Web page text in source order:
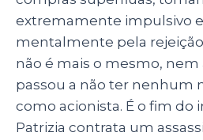
extremamente impulsivo
mentalmente pela rejeição
não é mais o mesmo, nem
passou a não ter nenhum
como acionista. É o fim do
Patrizia contrata um